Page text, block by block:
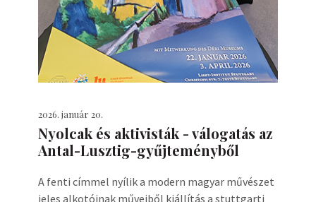
2026. január 20.
Nyolcak és aktivisták - válogatás az
Antal-Lusztig-gyűjteményből
A fenti címmel nyílik a modern magyar művészet
jeles alkotóinak műveiből kiállítás a stuttgarti